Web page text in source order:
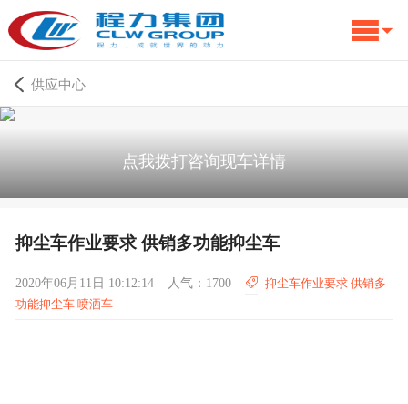
供应中心
点我拨打咨询现车详情
抑尘车作业要求 供销多功能抑尘车
2020年06月11日 10:12:14 人气：1700
抑尘车作业要求 供销多
功能抑尘车 喷洒车